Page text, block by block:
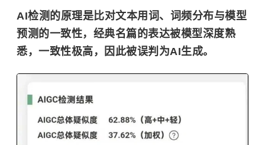
AI检测的原理是比对文本用词、词频分布与模型
预测的一致性，经典名篇的表达被模型深度熟
悉，一致性极高，因此被误判为AI生成。